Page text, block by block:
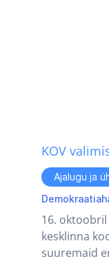
KOV
Ajalugu ja
Demokraatia
16.
kesklinna
suuremaid